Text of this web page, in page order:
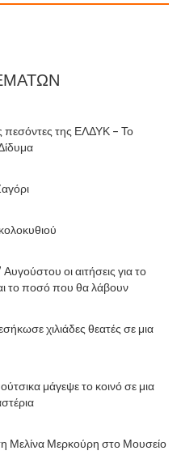
πεσόντες της ΕΛΔΥΚ – Το
οι αιτήσεις για το
το ποσό που θα λάβουν
χιλιάδες θεατές σε μια
μάγεψε το κοινό σε μια
Μελίνα Μερκούρη στο Μουσείο